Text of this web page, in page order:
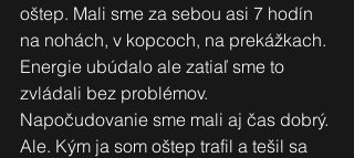
oštep. Mali sme za sebou asi 7 hodín
na nohách, v kopcoch, na prekážkach.
Energie ubúdalo ale zatiaľ sme to
zvládali bez problémov.
Napočudovanie sme mali aj čas dobrý.
Ale. Kým ja som oštep trafil a tešil sa